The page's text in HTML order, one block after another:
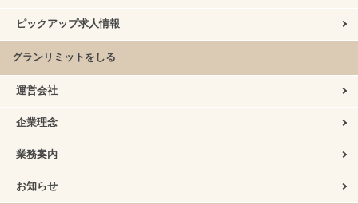
ピックアップ求人情報
グランリミットをしる
運営会社
企業理念
業務案内
お知らせ